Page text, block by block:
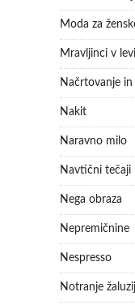
Moda za
Mravljinci v
Načrtovanje in
Nakit
Naravno milo
Navtični tečaji
Nega obraza
Nepremičnine
Nespresso
Notranje